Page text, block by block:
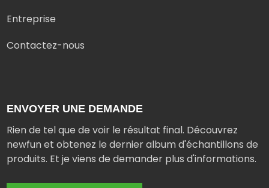
Entreprise
Contactez-nous
ENVOYER UNE DEMANDE
Rien de tel que de voir le résultat final. Découvrez
newfun et obtenez le dernier album d'échantillons de
produits. Et je viens de demander plus d'informations.